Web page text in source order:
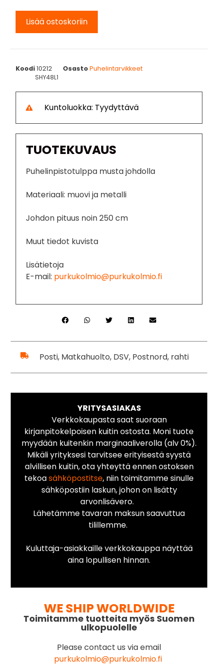
Lisää ostoskoriin
Koodi10212 OsastoPuhelintarvikkeet
SHY48L1
Kuntoluokka: Tyydyttävä
TUOTEKUVAUS
Puhelinpistotulppa musta johdolla
Materiaali: muovi ja metalli
Johdon pituus noin 250 cm
Muut tiedot kuvista
Lisätietoja
E-mail: purkukolmio@purkukolmio.fi
Posti, Matkahuolto, DSV, Postnord, rahti
YRITYSASIAKAS
Verkkokaupasta saat suoraan
kirjanpitokelpoisen kuitin ostosta. Moni tuote
myydään kuitenkin marginaaliverolla (alv 0%).
Mikäli yrityksesi tarvitsee erityisestä syystä
alvillisen kuitin, ota yhteyttä ennen ostoksen
tekoasähköpostitse, niin toimitamme sinulle
sähköpostiin laskun, johon on lisätty
arvonlisävero.
Lähetämme tavaran maksun saavuttua
tilillemme.
Kuluttaja-asiakkaille verkkokauppa näyttää
aina lopullisen hinnan.
WE SHIP WORLDWIDE
Toimitamme tuotteita myös Suomen
ulkopuolelle
Please contact us via email
purkukolmio@purkukolmio.fi